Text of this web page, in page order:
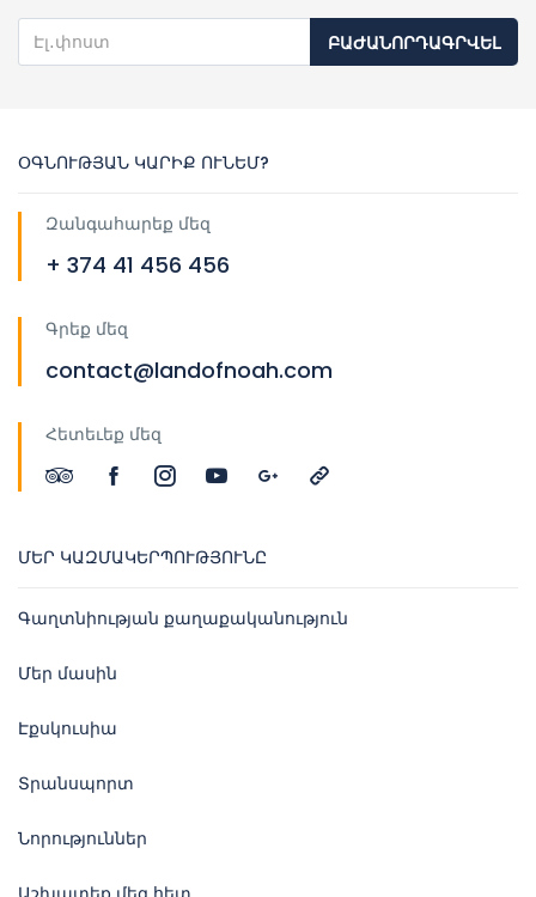
ԲԱԺԱՆՈՐԴԱԳՐՎԵԼ
ՕԳՆՈՒԹՅԱՆ ԿԱՐԻՔ ՈՒՆԵՄ?
Զանգահարեք մեզ
+ 374 41 456 456
Գրեք մեզ
contact@landofnoah.com
Հետեւեք մեզ
ՄԵՐ ԿԱԶՄԱԿԵՐՊՈՒԹՅՈՒՆԸ
Գաղտնիության քաղաքականություն
Մեր մասին
Էքսկուսիա
Տրանսպորտ
Նորություններ